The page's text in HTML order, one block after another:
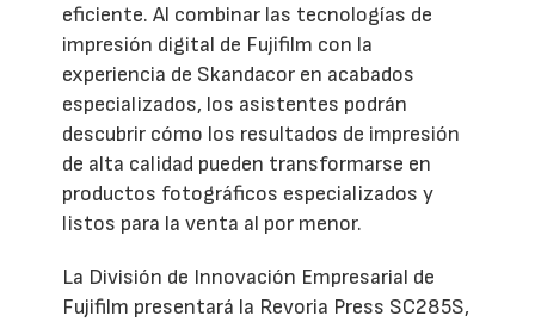
eficiente. Al combinar las tecnologías de
impresión digital de Fujifilm con la
experiencia de Skandacor en acabados
especializados, los asistentes podrán
descubrir cómo los resultados de impresión
de alta calidad pueden transformarse en
productos fotográficos especializados y
listos para la venta al por menor.
La División de Innovación Empresarial de
Fujifilm presentará la Revoria Press SC285S,